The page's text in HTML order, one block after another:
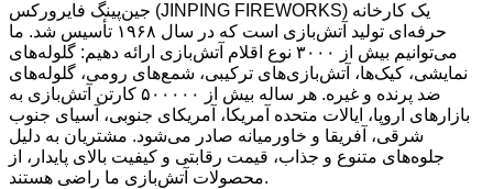
جین‌پینگ فایرورکس (JINPING FIREWORKS) یک کارخانه
حرفه‌ای تولید آتش‌بازی است که در سال ۱۹۶۸ تأسیس شد. ما
می‌توانیم بیش از ۳۰۰۰ نوع اقلام آتش‌بازی ارائه دهیم: گلوله‌های
نمایشی، کیک‌ها، آتش‌بازی‌های ترکیبی، شمع‌های رومی، گلوله‌های
ضد پرنده و غیره. هر ساله بیش از ۵۰۰۰۰۰ کارتن آتش‌بازی به
بازارهای اروپا، ایالات متحده آمریکا، آمریکای جنوبی، آسیای جنوب
شرقی، آفریقا و خاورمیانه صادر می‌شود. مشتریان به دلیل
جلوه‌های متنوع و جذاب، قیمت رقابتی و کیفیت بالای پایدار، از
محصولات آتش‌بازی ما راضی هستند.